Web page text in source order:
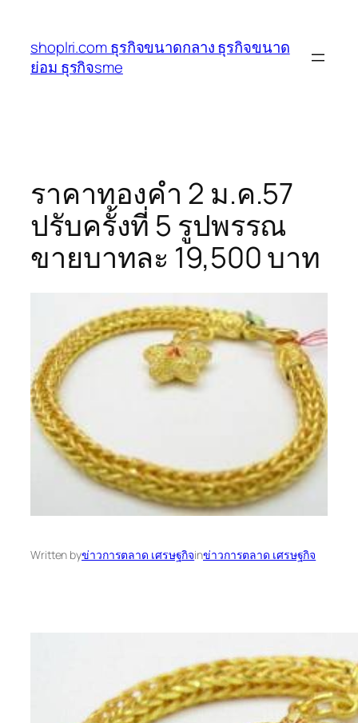
เนื้อหา
shoplri.com ธุรกิจขนาดกลาง ธุรกิจขนาด
ย่อม ธุรกิจsme
ราคาทองคำ 2 ม.ค.57
ปรับครั้งที่ 5 รูปพรรณ
ขายบาทละ 19,500 บาท
Written byข่าวการตลาด เศรษฐกิจinข่าวการตลาด เศรษฐกิจ